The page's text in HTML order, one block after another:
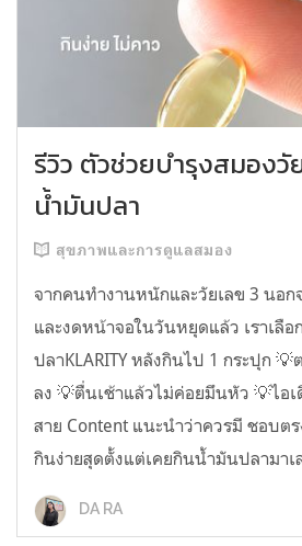
รีวิว ตัวช่วยบำรุงสมองวั
น้ำมันปลา
สุขภาพและการดูแลสมอง
จากคนทำงานหนักและวัยเลข 3 นอก
และงดหน้าจอในวันหยุดแล้ว เราเลื
ปลาKLARITY หลังกินไป 1 กระปุก
ลง 💡ตื่นเช้าแล้วไม่ค่อยมึนหัว 💡ไอ
สาย Content แนะนำว่าควรมี ชอบต
กินง่ายสุดตั้งแต่เคยกินน้ำมันปลามาเ
DA RA